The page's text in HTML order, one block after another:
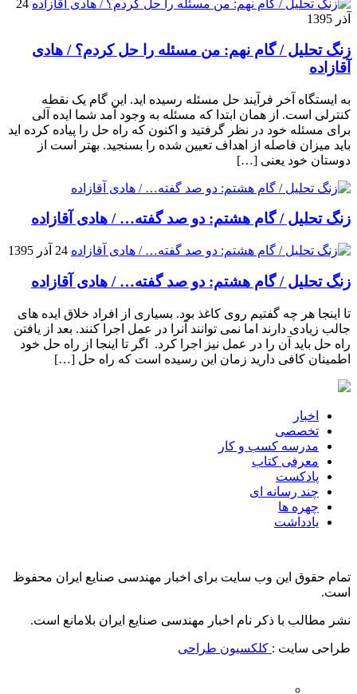
24
آذر 1395
زنگ تحلیل / گام نهم: من مسئله را حل کردم؟ / هادی
آقازاده
به ایستگاه آخر فرآیند حل مسئله رسیده اید. این گام یک نقطه
کنترلی است. از همان ابتدا که مسئله به وجود آمد شما ایده آلی
برای مسئله خود در نظر گرفتید و اکنون که راه حل را پیاده کرده اید
باید میزان فاصله از اهداف تعیین شده را بسنجید. بهتر است از
دوستان خود یعنی […]
زنگ تحلیل / گام هشتم: دو صد گفته… / هادی آقازاده
24 آذر 1395
زنگ تحلیل / گام هشتم: دو صد گفته… / هادی آقازاده
تا اینجا هر چه گفتیم روی کاغذ بود. بسیاری از افراد خلاق ایده های
جالب زیادی دارند اما نمی توانند آنرا در عمل اجرا کنند. بعد از یافتن
راه حل باید آن را در عمل نیز اجرا کرد. اگر تا اینجا از راه حل خود
اطمینان کافی دارید زمان این رسیده است که راه حل […]
اخبار
تخصصی
مدرسه کسب و کار
معرفی کتاب
پادکست
چند رسانه ای
چهره ها
یادداشت
تمام حقوق این وب سایت برای اخبار مهندسی صنایع ایران محفوظ
است.
نشر مطالب با ذکر نام اخبار مهندسی صنایع ایران بلامانع است.
طراحی سایت : کلکسیون طراحی